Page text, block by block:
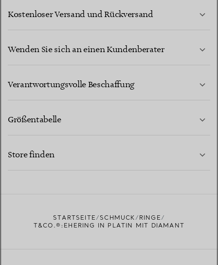
Kostenloser Versand und Rückversand
Wenden Sie sich an einen Kundenberater
Verantwortungsvolle Beschaffung
Größentabelle
Store finden
STARTSEITE SCHMUCK
RINGE
T&CO.®:EHERING IN PLATIN MIT DIAMANT